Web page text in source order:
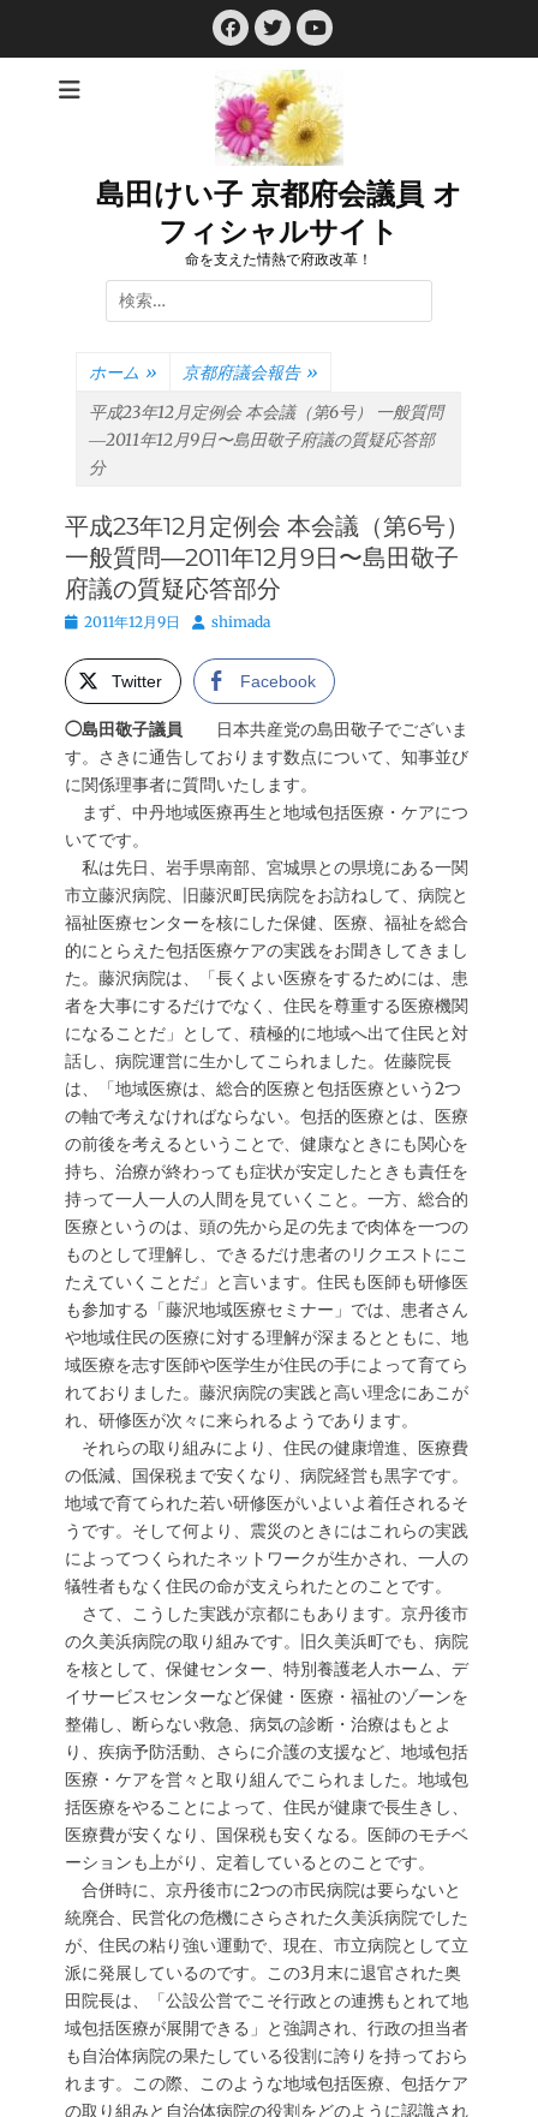
Facebook
Twitter
YouTube
島田けい子 京都府会議員 オ
フィシャルサイト
命を支えた情熱で府政改革！
検
索:
ホーム » 京都府議会報告 »
平成23年12月定例会 本会議（第6号） 一般質問
―2011年12月9日〜島田敬子府議の質疑応答部
分
平成23年12月定例会 本会議（第6号）
一般質問―2011年12月9日〜島田敬子
府議の質疑応答部分
投
日
2011年12月9日
投
者
shimada
Twitter Facebook
◯島田敬子議員 日本共産党の島田敬子でございま
す。さきに通告しております数点について、知事並び
に関係理事者に質問いたします。
まず、中丹地域医療再生と地域包括医療・ケアにつ
いてです。
私は先日、岩手県南部、宮城県との県境にある一関
市立藤沢病院、旧藤沢町民病院をお訪ねして、病院と
福祉医療センターを核にした保健、医療、福祉を総合
的にとらえた包括医療ケアの実践をお聞きしてきまし
た。藤沢病院は、「長くよい医療をするためには、患
者を大事にするだけでなく、住民を尊重する医療機関
になることだ」として、積極的に地域へ出て住民と対
話し、病院運営に生かしてこられました。佐藤院長
は、「地域医療は、総合的医療と包括医療という2つ
の軸で考えなければならない。包括的医療とは、医療
の前後を考えるということで、健康なときにも関心を
持ち、治療が終わっても症状が安定したときも責任を
持って一人一人の人間を見ていくこと。一方、総合的
医療というのは、頭の先から足の先まで肉体を一つの
ものとして理解し、できるだけ患者のリクエストにこ
たえていくことだ」と言います。住民も医師も研修医
も参加する「藤沢地域医療セミナー」では、患者さん
や地域住民の医療に対する理解が深まるとともに、地
域医療を志す医師や医学生が住民の手によって育てら
れておりました。藤沢病院の実践と高い理念にあこが
れ、研修医が次々に来られるようであります。
それらの取り組みにより、住民の健康増進、医療費
の低減、国保税まで安くなり、病院経営も黒字です。
地域で育てられた若い研修医がいよいよ着任されるそ
うです。そして何より、震災のときにはこれらの実践
によってつくられたネットワークが生かされ、一人の
犠牲者もなく住民の命が支えられたとのことです。
さて、こうした実践が京都にもあります。京丹後市
の久美浜病院の取り組みです。旧久美浜町でも、病院
を核として、保健センター、特別養護老人ホーム、デ
イサービスセンターなど保健・医療・福祉のゾーンを
整備し、断らない救急、病気の診断・治療はもとよ
り、疾病予防活動、さらに介護の支援など、地域包括
医療・ケアを営々と取り組んでこられました。地域包
括医療をやることによって、住民が健康で長生きし、
医療費が安くなり、国保税も安くなる。医師のモチベ
ーションも上がり、定着しているとのことです。
合併時に、京丹後市に2つの市民病院は要らないと
統廃合、民営化の危機にさらされた久美浜病院でした
が、住民の粘り強い運動で、現在、市立病院として立
派に発展しているのです。この3月末に退官された奥
田院長は、「公設公営でこそ行政との連携もとれて地
域包括医療が展開できる」と強調され、行政の担当者
も自治体病院の果たしている役割に誇りを持っておら
れます。この際、このような地域包括医療、包括ケア
の取り組みと自治体病院の役割をどのように認識され